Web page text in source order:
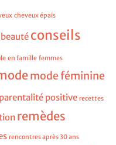
cheveux épais
conseils
en famille femmes
mode féminine
parentalité positive recettes
remèdes
rencontres après 30 ans